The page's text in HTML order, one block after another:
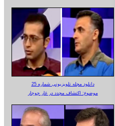
دانلود مجله تلویزیونی شماره 25
موضوع: اکتشاف مجدد در غار جوجار